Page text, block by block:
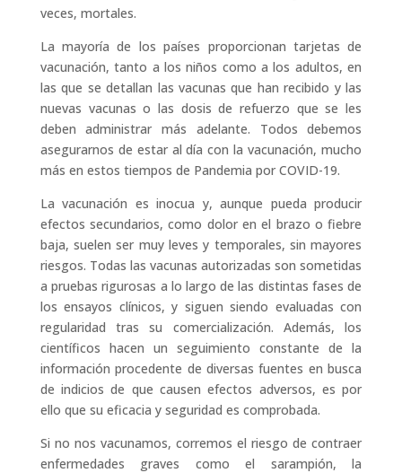
veces, mortales.
La mayoría de los países proporcionan tarjetas de
vacunación, tanto a los niños como a los adultos, en
las que se detallan las vacunas que han recibido y las
nuevas vacunas o las dosis de refuerzo que se les
deben administrar más adelante. Todos debemos
asegurarnos de estar al día con la vacunación, mucho
más en estos tiempos de Pandemia por COVID-19.
La vacunación es inocua y, aunque pueda producir
efectos secundarios, como dolor en el brazo o fiebre
baja, suelen ser muy leves y temporales, sin mayores
riesgos. Todas las vacunas autorizadas son sometidas
a pruebas rigurosas a lo largo de las distintas fases de
los ensayos clínicos, y siguen siendo evaluadas con
regularidad tras su comercialización. Además, los
científicos hacen un seguimiento constante de la
información procedente de diversas fuentes en busca
de indicios de que causen efectos adversos, es por
ello que su eficacia y seguridad es comprobada.
Si no nos vacunamos, corremos el riesgo de contraer
enfermedades graves como el sarampión, la